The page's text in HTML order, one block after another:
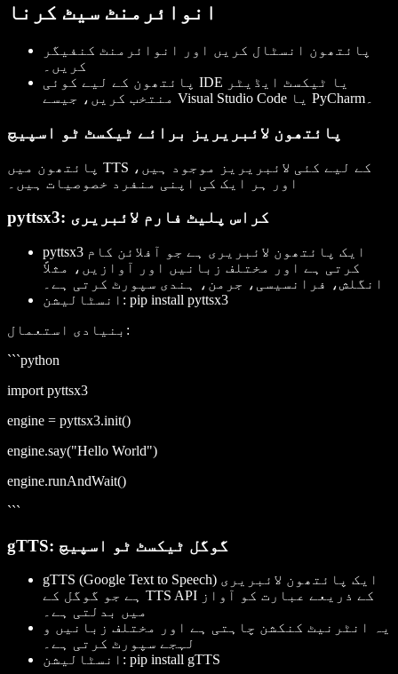
انوائرمنٹ سیٹ کرنا
پائتھون انسٹال کریں اور انوائرمنٹ کنفیگر
کریں۔
پائتھون کے لیے کوئی IDE یا ٹیکسٹ ایڈیٹر
پائتھون لائبریریز برائے ٹیکسٹ ٹو اسپیچ
پائتھون میں TTS کے لیے کئی لائبریریز موجود ہیں،
اور ہر ایک کی اپنی منفرد خصوصیات ہیں۔
pyttsx3: کراس پلیٹ فارم لائبریری
pyttsx3
کرتی ہے اور مختلف زبانیں اور آوازیں، مثلاً
انگلش، فرانسیسی، جرمن، ہندی سپورٹ کرتی ہے۔
انسٹالیشن: pip install pyttsx3
بنیادی استعمال:
```python
import pyttsx3
engine = pyttsx3.init()
engine.say("Hello World")
engine.runAndWait()
```
gTTS: گوگل ٹیکسٹ ٹو اسپیچ
gTTS (Google Text to Speech)
ہے جو گوگل کے TTS API کے ذریعے عبارت کو آواز
میں بدلتی ہے۔
یہ انٹرنیٹ کنکشن چاہتی ہے اور مختلف زبانیں و
لہجے سپورٹ کرتی ہے۔
انسٹالیشن: pip install gTTS